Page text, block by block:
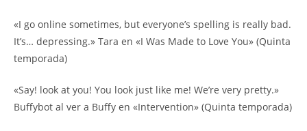
«I go online sometimes, but everyone’s spelling is really bad.
It’s… depressing.» Tara en «I Was Made to Love You» (Quinta
temporada)
«Say! look at you! You look just like me! We’re very pretty.»
Buffybot al ver a Buffy en «Intervention» (Quinta temporada)